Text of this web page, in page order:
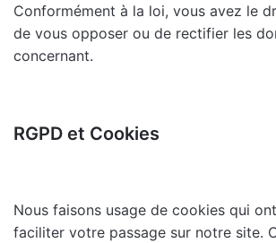
Conformément à la loi, vous avez le
de vous opposer ou de rectifier les
concernant.
RGPD et Cookies
Nous faisons usage de cookies qui
faciliter votre passage sur notre site.